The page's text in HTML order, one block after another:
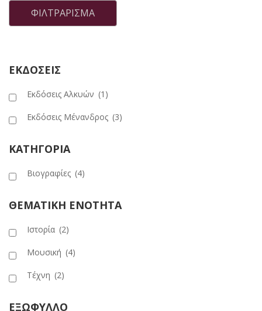
ΦΙΛΤΡΆΡΙΣΜΑ
ΕΚΔΟΣΕΙΣ
Εκδόσεις Αλκυών (1)
Εκδόσεις Μένανδρος (3)
ΚΑΤΗΓΟΡΙΑ
Βιογραφίες (4)
ΘΕΜΑΤΙΚΗ ΕΝΟΤΗΤΑ
Ιστορία (2)
Μουσική (4)
Τέχνη (2)
ΕΞΩΦΥΛΛΟ